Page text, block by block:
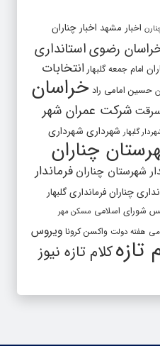
اخبار مشهد اخبار چناران
خراسان رضویاستانداری
امام جمعه گلبهار انتخابات
حسین امامی راد خراسان
شرکت عمران شهر
گلبهار شهرداری شهرداری
چناران
شهرستان چناران فرماندار
چنارانفرمانداری گلبهار
شورای اسلامی مسکن مهر
هفته دولت واکسن کرونا ویروس
تازهکلام تازه نیوز